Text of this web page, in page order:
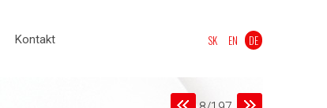
SK EN DE
Kontakt